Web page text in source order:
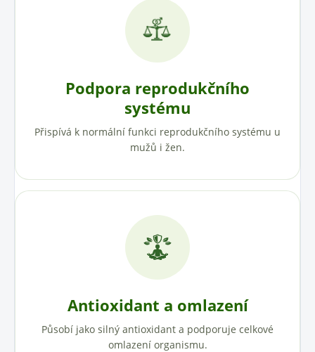
Podpora reprodukčního
systému
Přispívá k normální funkci reprodukčního systému u
mužů i žen.
Antioxidant a omlazení
Působí jako silný antioxidant a podporuje celkové
omlazení organismu.